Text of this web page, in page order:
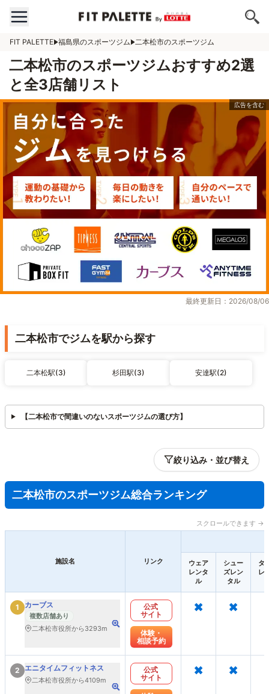
FIT PALETTE 福島県のスポーツジム 二本松市のスポーツジム
二本松市のスポーツジムおすすめ2選
と全3店舗リスト
最終更新日：2026/08/06
二本松市でジムを駅から探す
二本松駅(3) 杉田駅(3) 安達駅(2)
【二本松市で間違いのないスポーツジムの選び方】
絞り込み・並び替え
二本松市のスポーツジム総合ランキング
スクロールできます →
施設名 リンク
ウェア
レンタ
ル
シュー
ズレン
タル
タ
レ
1 カーブス
複数店舗あり
二本松市役所から3293m
公式
サイト
体験・
相談予約
× ×
2 エニタイムフィットネス
二本松市役所から4109m
公式
サイト
× ×